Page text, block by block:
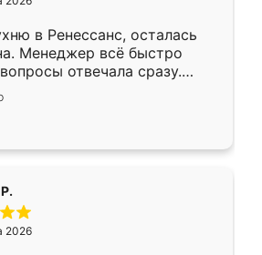
только здесь.
в Ренессанс, осталась
Менеджер всё быстро
отвечала сразу.
в субботу, подошёл к
Собрали
работали аккуратно, даже
2026